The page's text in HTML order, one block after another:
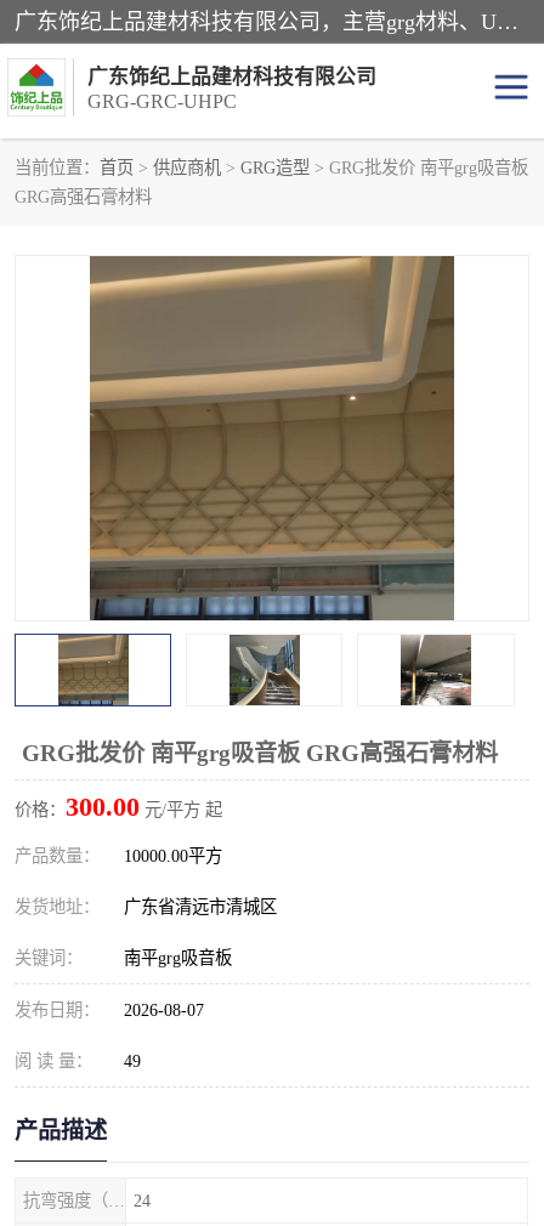
广东饰纪上品建材科技有限公司，主营grg材料、UHPC板、grc构件、uhpc幕墙板、grg厂家、grc厂家、uhpc厂家、GRG吊顶、grg石膏板、grg构件、外墙grc线条、grg造型、grg材料定制，uhpc高性能混凝土，uhpc构件，uhpc镂空挂板，grg材料生产厂家，广东grg厂家，广东grc厂家，联系方式*，2万平厂房，如果您对我公司的产品服务感兴趣，请联系我们。
广东饰纪上品建材科技有限公司
GRG-GRC-UHPC
当前位置： 首页 > 供应商机 > GRG造型 > GRG批发价 南平grg吸音板
GRG高强石膏材料
GRG批发价 南平grg吸音板 GRG高强石膏材料
价格： 300.00 元/平方 起
产品数量： 10000.00平方
发货地址： 广东省清远市清城区
关键词： 南平grg吸音板
发布日期： 2026-08-07
阅 读 量： 49
产品描述
24
GRG构件
发泡陶瓷装饰构件
GRG吊顶 GRG材料生产厂家
UHPC树池坐凳